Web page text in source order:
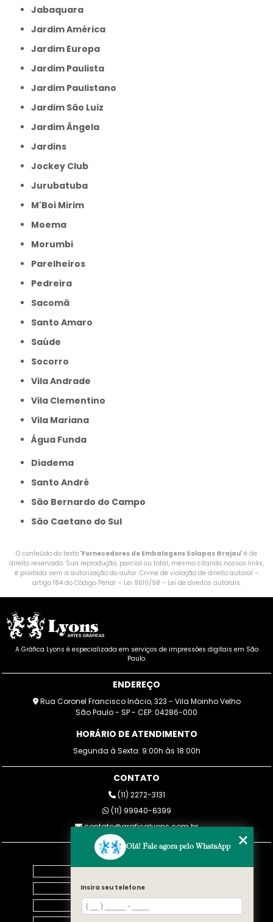
Jabaquara
Jardim América
Jardim Europa
Jardim Paulista
Jardim Paulistano
Jardim São Luiz
Jardim Ângela
Jardins
Jockey Club
Jurubatuba
M'Boi Mirim
Moema
Morumbi
Parelheiros
Pedreira
Sacomã
Santo Amaro
Saúde
Socorro
Vila Andrade
Vila Clementino
Vila Mariana
Água Funda
Diadema
Santo André
São Bernardo do Campo
São Caetano do Sul
O conteúdo do texto "Fornecedores de Embalagens Solapas Grajau" é de
direito reservado. Sua reprodução, parcial ou total, mesmo citando nossos links,
é proibida sem a autorização do autor. Crime de violação de direito autoral –
artigo 184 do Código Penal – Lei 9610/98 - Lei de direitos autorais.
A Gráfica Lyons é especializada em serviços de impressões digitais em São
Paulo.
ENDEREÇO
Rua Coronel Francisco Inácio, 323 - Vila Moinho Velho
São Paulo - SP - CEP: 04286-000
HORÁRIO DE ATENDIMENTO
Segunda à Sexta: 9:00h às 18:00h
CONTATO
(11) 2272-3131
(11) 99940-6399
contato@graficalyons.com.br
MENU
Empresa
Olá! Fale agora pelo WhatsApp
Insira seu telefone